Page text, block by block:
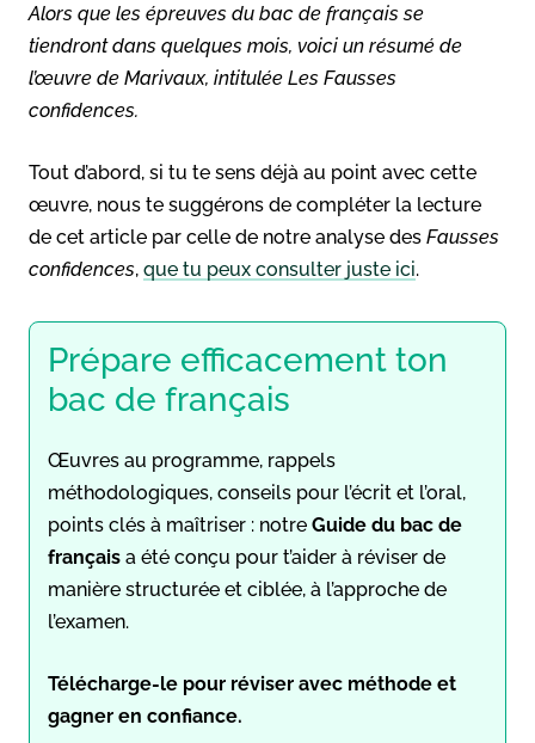
Alors que les épreuves du bac de français se
tiendront dans quelques mois, voici un résumé de
l’œuvre de Marivaux, intitulée Les Fausses
confidences.
Tout d’abord, si tu te sens déjà au point avec cette
œuvre, nous te suggérons de compléter la lecture
de cet article par celle de notre analyse des Fausses
confidences, que tu peux consulter juste ici.
Prépare efficacement ton
bac de français
Œuvres au programme, rappels
méthodologiques, conseils pour l’écrit et l’oral,
points clés à maîtriser : notre Guide du bac de
français a été conçu pour t’aider à réviser de
manière structurée et ciblée, à l’approche de
l’examen.
Télécharge-le pour réviser avec méthode et
gagner en confiance.